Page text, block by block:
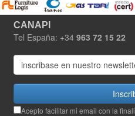
CANAPI
Tel España: +34 963 72 15 22
Acepto facilitar mi email con la